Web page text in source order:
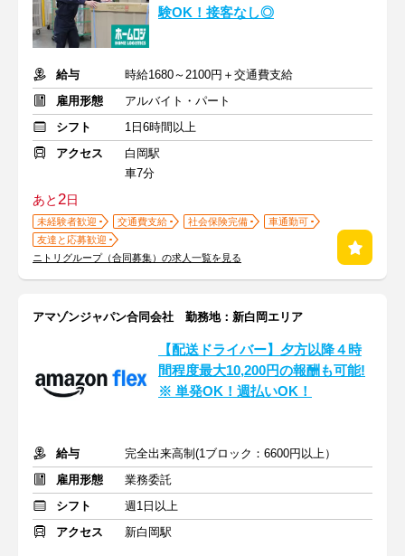
験OK！接客なし◎
給与
時給1680～2100円＋交通費支給
雇用形態
アルバイト・パート
シフト
1日6時間以上
アクセス
白岡駅
車7分
あと2日
未経験者歓迎 交通費支給 社会保険完備
車通勤可
友達と応募歓迎
ニトリグループ（合同募集）の求人一覧を見る
アマゾンジャパン合同会社 勤務地：新白岡エリア
【配送ドライバー】夕方以降４時
間程度最大10,200円の報酬も可能!
※ 単発OK！週払いOK！
給与
完全出来高制(1ブロック：6600円以上）
雇用形態
業務委託
シフト
週1日以上
アクセス
新白岡駅